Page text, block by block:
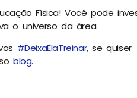
Física! Você pode
o universo da área.
#DeixaElaTreinar, se quiser
blog.